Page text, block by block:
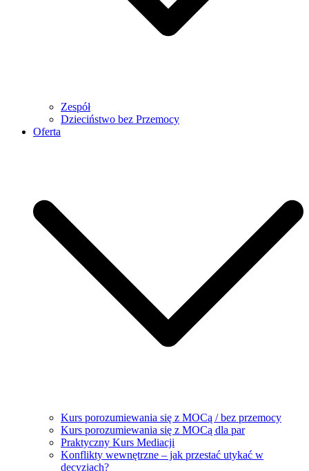
Zespół
Dzieciństwo bez Przemocy
Oferta
Kurs porozumiewania się z MOCą / bez przemocy
Kurs porozumiewania się z MOCą dla par
Praktyczny Kurs Mediacji
Konflikty wewnętrzne – jak przestać utykać w
decyzjach?